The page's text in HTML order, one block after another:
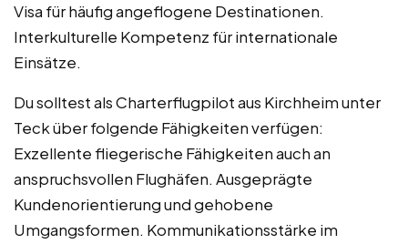
Visa für häufig angeflogene Destinationen.
Interkulturelle Kompetenz für internationale
Einsätze.
Du solltest als Charterflugpilot aus Kirchheim unter
Teck über folgende Fähigkeiten verfügen:
Exzellente fliegerische Fähigkeiten auch an
anspruchsvollen Flughäfen. Ausgeprägte
Kundenorientierung und gehobene
Umgangsformen. Kommunikationsstärke im